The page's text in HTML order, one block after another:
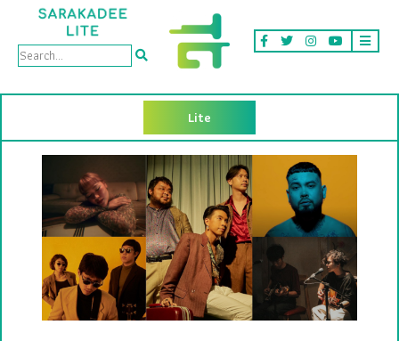
Lite